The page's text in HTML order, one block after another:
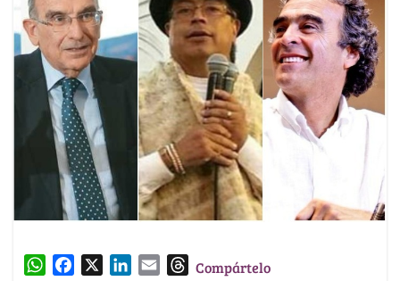
W
TCompártelo